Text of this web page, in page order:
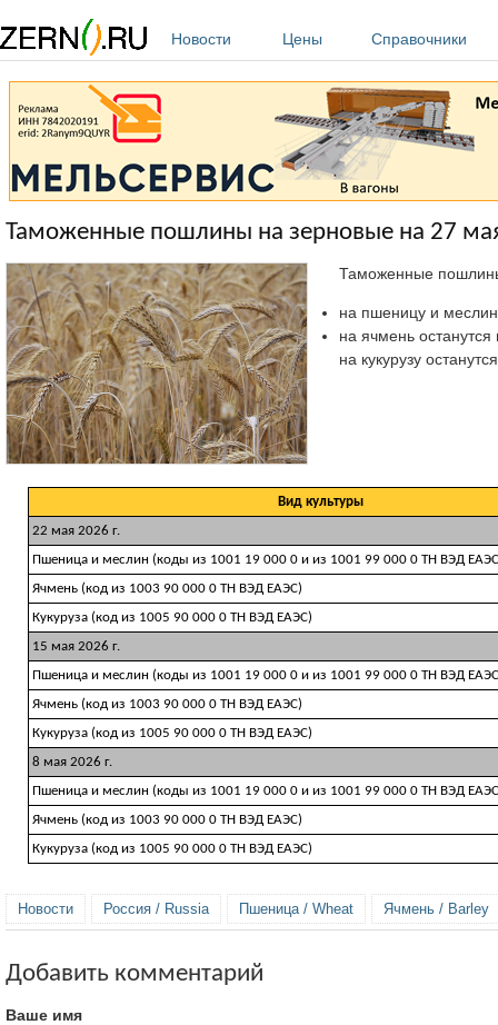
Новости
Цены Справочники
Таможенные пошлины на зерновые на 27
Таможенные
на пшеницу и
на ячмень
на кукурузу
Вид культуры
22 мая 2026 г.
Пшеница и меслин (коды из 1001 19 000 0 и из 1001 99 000 0 ТН ВЭД
Ячмень (код из 1003 90 000 0 ТН ВЭД ЕАЭС)
Кукуруза (код из 1005 90 000 0 ТН ВЭД ЕАЭС)
15 мая 2026 г.
Пшеница и меслин (коды из 1001 19 000 0 и из 1001 99 000 0 ТН ВЭД
Ячмень (код из 1003 90 000 0 ТН ВЭД ЕАЭС)
Кукуруза (код из 1005 90 000 0 ТН ВЭД ЕАЭС)
8 мая 2026 г.
Пшеница и меслин (коды из 1001 19 000 0 и из 1001 99 000 0 ТН ВЭД
Ячмень (код из 1003 90 000 0 ТН ВЭД ЕАЭС)
Кукуруза (код из 1005 90 000 0 ТН ВЭД ЕАЭС)
Новости Россия / Russia Пшеница / Wheat Ячмень / Barley
Добавить комментарий
Ваше имя